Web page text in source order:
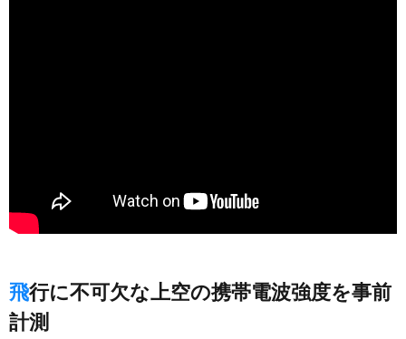
飛行に不可欠な上空の携帯電波強度を事前
計測